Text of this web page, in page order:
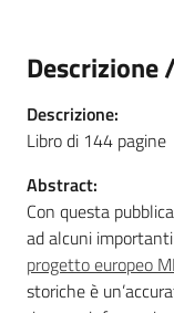
Piani Programmi
Descrizione
Descrizione:
Libro di 144 pagine
Abstract:
Con questa
ad alcuni
progetto europeo
storiche è